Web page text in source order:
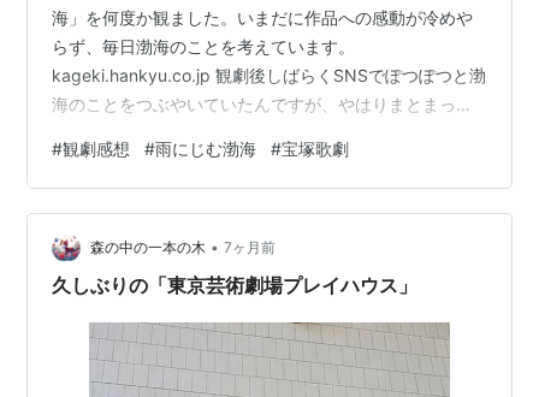
海」を何度か観ました。いまだに作品への感動が冷めや
らず、毎日渤海のことを考えています。
kageki.hankyu.co.jp 観劇後しばらくSNSでぽつぽつと渤
海のことをつぶやいていたんですが、やはりまとまった
ら書いてみます。 以下、ただひたすら渤海の好きなとこ
ろを書き連ねた感想です。 ストーリーがわかりやすく展
開が早い まず渤海の良いところは、予習なしでも物語の
構造が明快で展開がスピーディーだということ。 開始
早々、舞台上に大きな地図が出てきてペグ（真弘）が国
#観劇感想 #雨にじむ渤海 #宝塚歌劇
森の中の一本の木 • 7ヶ月前
久しぶりの「東京芸術劇場プレイハウス」